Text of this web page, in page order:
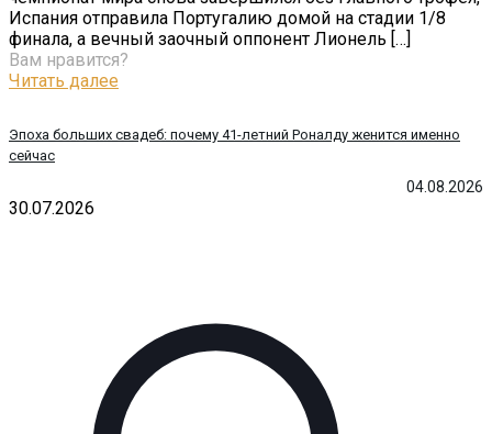
04.08.2026
Эпоха больших свадеб: почему 41-летний Роналду женится именно
сейчас
Испания отправила Португалию домой на стадии 1/8
финала, а вечный заочный оппонент Лионель […]
Вам нравится?
Читать далее
30.07.2026